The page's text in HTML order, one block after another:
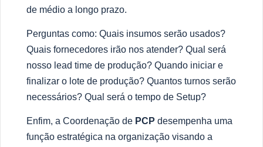
de médio a longo prazo.
Perguntas como: Quais insumos serão usados?
Quais fornecedores irão nos atender? Qual será
nosso lead time de produção? Quando iniciar e
finalizar o lote de produção? Quantos turnos serão
necessários? Qual será o tempo de Setup?
Enfim, a Coordenação de PCP desempenha uma
função estratégica na organização visando a